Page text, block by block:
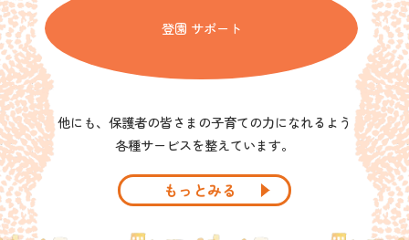
登園 サポート
他にも、保護者の皆さまの子育ての力になれるよう
各種サービスを整えています。
もっとみる